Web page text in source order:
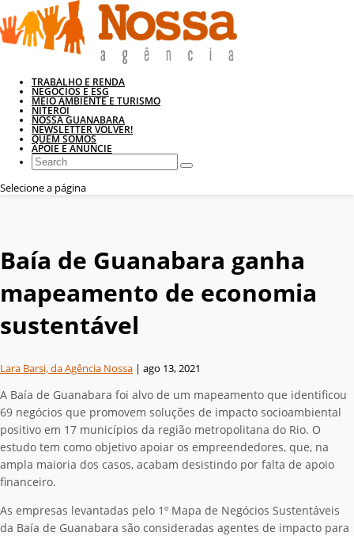
TRABALHO E RENDA
NEGÓCIOS E ESG
MEIO AMBIENTE E TURISMO
NITERÓI
NOSSA GUANABARA
NEWSLETTER VOLVER!
QUEM SOMOS
APOIE E ANUNCIE
Selecione a página
Baía de Guanabara ganha
mapeamento de economia
sustentável
Lara Barsi, da Agência Nossa | ago 13, 2021
A Baía de Guanabara foi alvo de um mapeamento que identificou
69 negócios que promovem soluções de impacto socioambiental
positivo em 17 municípios da região metropolitana do Rio. O
estudo tem como objetivo apoiar os empreendedores, que, na
ampla maioria dos casos, acabam desistindo por falta de apoio
financeiro.
As empresas levantadas pelo 1º Mapa de Negócios Sustentáveis
da Baía de Guanabara são consideradas agentes de impacto para